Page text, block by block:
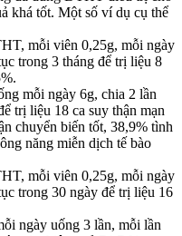
khá tốt. Một số ví dụ cụ thể
mỗi viên 0,25g, mỗi ngày
trong 3 tháng để trị liệu 8
mỗi ngày 6g, chia 2 lần
trị liệu 18 ca suy thận mạn
chuyển biến tốt, 38,9% tình
năng miễn dịch tế bào
mỗi viên 0,25g, mỗi ngày
trong 30 ngày để trị liệu 16
ngày uống 3 lần, mỗi lần